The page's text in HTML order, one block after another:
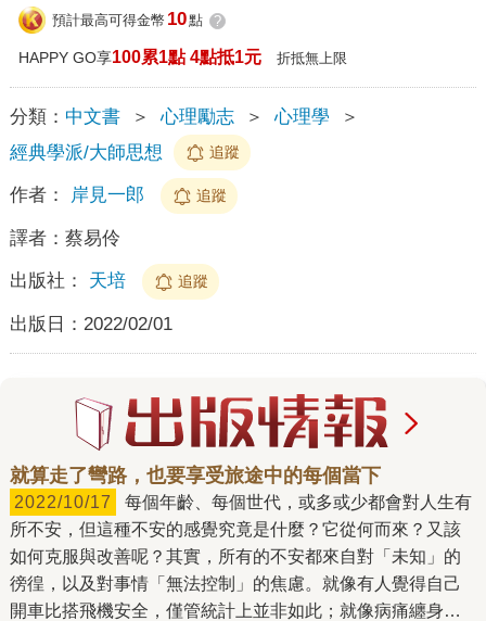
預計最高可得金幣 10點 ?
HAPPY GO享100累1點 4點抵1元 折抵無上限
分類： 中文書 ＞ 心理勵志 ＞ 心理學
＞
經典學派/大師思想
追蹤
作者： 岸見一郎 追蹤
譯者： 蔡易伶
出版社： 天培 追蹤
出版日： 2022/02/01
就算走了彎路，也要享受旅途中的每個當下
2022/10/17
所不安，但這種不安的感覺究竟是什麼？它從何而來？又該
如何克服與改善呢？其實，所有的不安都來自對「未知」的
徬徨，以及對事情「無法控制」的焦慮。就像有人覺得自己
開車比搭飛機安全，僅管統計上並非如此；就像病痛纏身的